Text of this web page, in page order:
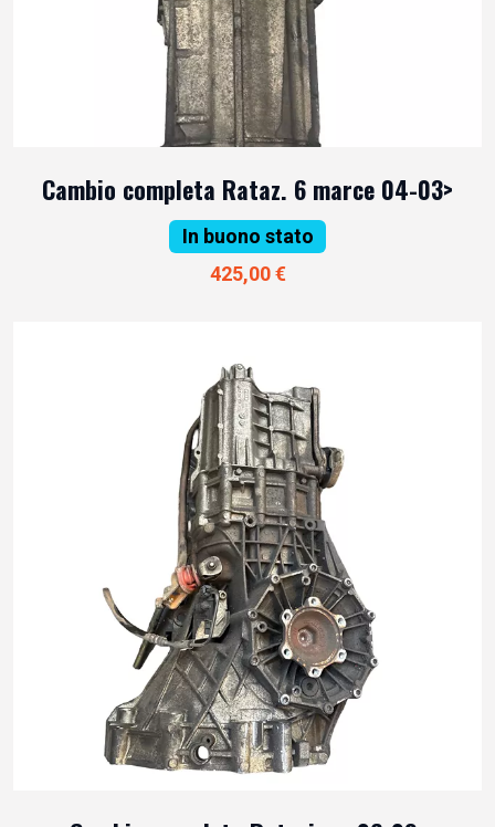
Cambio completa Rataz. 6 marce 04-03>
In buono stato
425,00 €